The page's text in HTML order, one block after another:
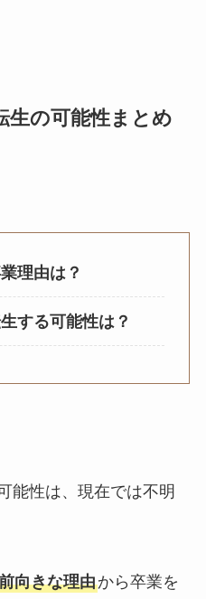
生の可能性まとめ
理由は？
する可能性は？
能性は、現在では不明
向きな理由から卒業を